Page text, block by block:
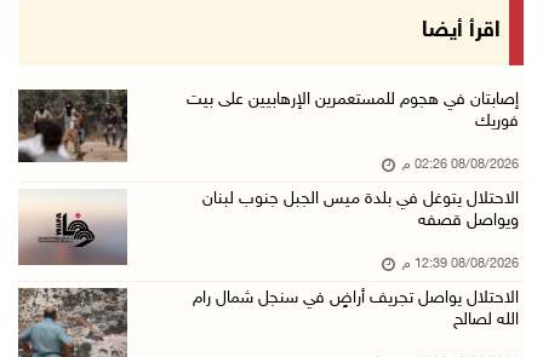
"فانا": الثقافة البحرينية تـصون الهوية الوطني ...
73,384 شهيدا و174,242 مصابا منذ بدء حرب الإبا ...
08/آب/2026 10:50 ص
مستعمرون إرهابيون يهاجمون منزلا ويقتحمون مناط ...
08/آب/2026 10:22 ص
تقرير: خطاب الكراهية والتحريض يتصاعد في أوساط ...
اقرأ أيضا
إصابتان في هجوم للمستعمرين الإرهابيين على بيت
فوريك
08/08/2026 02:26 م
الاحتلال يتوغل في بلدة ميس الجبل جنوب لبنان
ويواصل قصفه
08/08/2026 12:39 م
الاحتلال يواصل تجريف أراضٍ في سنجل شمال رام
الله لصالح